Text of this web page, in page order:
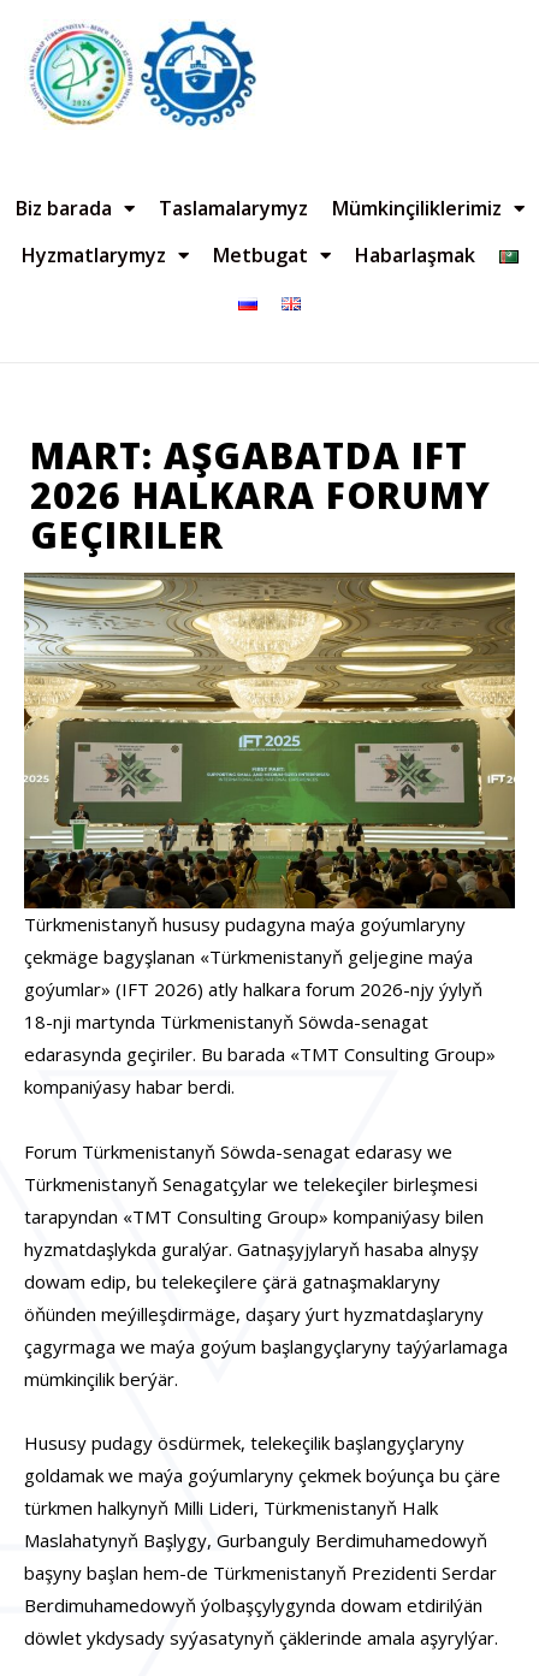
Biz barada Taslamalarymyz
Mümkinçiliklerimiz
Hyzmatlarymyz
Metbugat Habarlaşmak
MART: AŞGABATDA IFT
2026 HALKARA FORUMY
GEÇIRILER
Türkmenistanyň hususy pudagyna maýa goýumlaryny
çekmäge bagyşlanan «Türkmenistanyň geljegine maýa
goýumlar» (IFT 2026) atly halkara forum 2026-njy ýylyň
18-nji martynda Türkmenistanyň Söwda-senagat
edarasynda geçiriler. Bu barada «TMT Consulting Group»
kompaniýasy habar berdi.
Forum Türkmenistanyň Söwda-senagat edarasy we
Türkmenistanyň Senagatçylar we telekeçiler birleşmesi
tarapyndan «TMT Consulting Group» kompaniýasy bilen
hyzmatdaşlykda guralýar. Gatnaşyjylaryň hasaba alnyşy
dowam edip, bu telekeçilere çärä gatnaşmaklaryny
öňünden meýilleşdirmäge, daşary ýurt hyzmatdaşlaryny
çagyrmaga we maýa goýum başlangyçlaryny taýýarlamaga
mümkinçilik berýär.
Hususy pudagy ösdürmek, telekeçilik başlangyçlaryny
goldamak we maýa goýumlaryny çekmek boýunça bu çäre
türkmen halkynyň Milli Lideri, Türkmenistanyň Halk
Maslahatynyň Başlygy, Gurbanguly Berdimuhamedowyň
başyny başlan hem-de Türkmenistanyň Prezidenti Serdar
Berdimuhamedowyň ýolbaşçylygynda dowam etdirilýän
döwlet ykdysady syýasatynyň çäklerinde amala aşyrylýar.